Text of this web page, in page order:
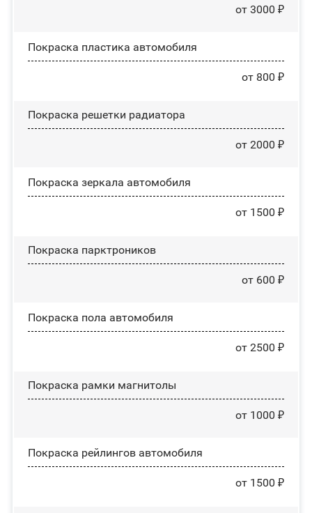
от 3000 ₽
Покраска пластика автомобиля
от 800 ₽
Покраска решетки радиатора
от 2000 ₽
Покраска зеркала автомобиля
от 1500 ₽
Покраска парктроников
от 600 ₽
Покраска пола автомобиля
от 2500 ₽
Покраска рамки магнитолы
от 1000 ₽
Покраска рейлингов автомобиля
от 1500 ₽